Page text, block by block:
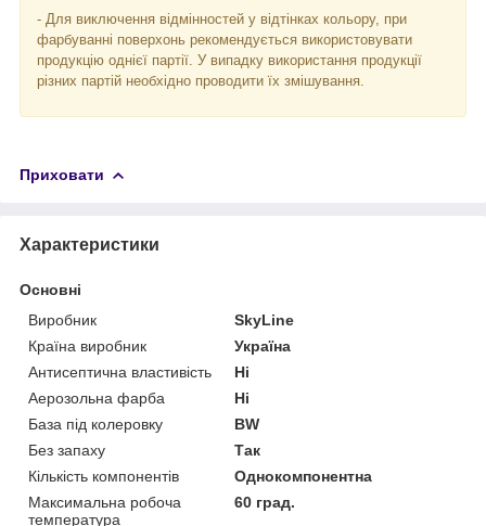
- Для виключення відмінностей у відтінках кольору, при
фарбуванні поверхонь рекомендується використовувати
продукцію однієї партії. У випадку використання продукції
різних партій необхідно проводити їх змішування.
Приховати
Характеристики
Основні
Виробник
SkyLine
Країна виробник
Україна
Антисептична властивість
Ні
Аерозольна фарба
Ні
База під колеровку
BW
Без запаху
Так
Кількість компонентів
Однокомпонентна
Максимальна робоча
температура
60 град.